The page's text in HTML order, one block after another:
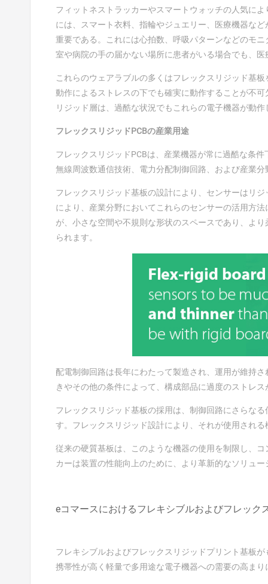
フィットネストラッカーやスマートウォッチの人気に
には、スマート衣料、指輪やジュエリー、医療機器な
重要である。これには心拍数、呼吸パターンなどのモ
室や病院の手の届かない場所に患者がいる場合でも、
これらのウェアラブルの多くはフレックスリジッド基
動作によるストレスの下でも確実に動作することが不
リジッド層は、過酷な状況でもこれらの電子機器が動
フレックスリジッドPCBの産業用途
フレックスリジッドPCBは、産業機器が常に過酷な条
無線周波数通信技術、電力分配制御回路、および産業
フレックスリジッド基板の設計により、センサーはリ
により、産業分野においてこれらのセンサーの活用方
が、小さな空間や不規則な形状のスペースであり、よ
られます。
配電制御回路は長年にわたって製造され、運用が維持
きやその他の条件によって、構成部品に過度のストレ
フレックスリジッド基板の採用は、制御回路にさらな
す。フレックスリジッド設計により、それが使用され
従来の硬質基板は、このような機器の使用を制限し、
カーは装置の性能向上のために、より革新的なソリュ
eコマースにおけるフレキシブルおよびフレック
フレキシブルおよびフレックスリジッドプリント基板
携帯性が高く軽量で多用途な電子機器への需要の高ま